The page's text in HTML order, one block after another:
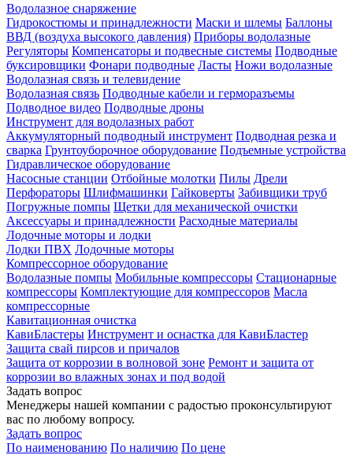
Водолазное снаряжение
Гидрокостюмы и принадлежности Маски и шлемы Баллоны
ВВД (воздуха высокого давления) Приборы водолазные
Регуляторы Компенсаторы и подвесные системы Подводные
буксировщики Фонари подводные Ласты Ножи водолазные
Водолазная связь и телевидение
Водолазная связь Подводные кабели и герморазъемы
Подводное видео Подводные дроны
Инструмент для водолазных работ
Аккумуляторный подводный инструмент Подводная резка и
сварка Грунтоуборочное оборудование Подъемные устройства
Гидравлическое оборудование
Насосные станции Отбойные молотки Пилы Дрели
Перфораторы Шлифмашинки Гайковерты Забивщики труб
Погружные помпы Щетки для механической очистки
Аксессуары и принадлежности Расходные материалы
Лодочные моторы и лодки
Лодки ПВХ Лодочные моторы
Компрессорное оборудование
Водолазные помпы Мобильные компрессоры Стационарные
компрессоры Комплектующие для компрессоров Масла
компрессорные
Кавитационная очистка
КавиБластеры Инструмент и оснастка для КавиБластер
Защита свай пирсов и причалов
Защита от коррозии в волновой зоне Ремонт и защита от
коррозии во влажных зонах и под водой
Задать вопрос
Менеджеры нашей компании с радостью проконсультируют
вас по любому вопросу.
Задать вопрос
По наименованию По наличию По цене